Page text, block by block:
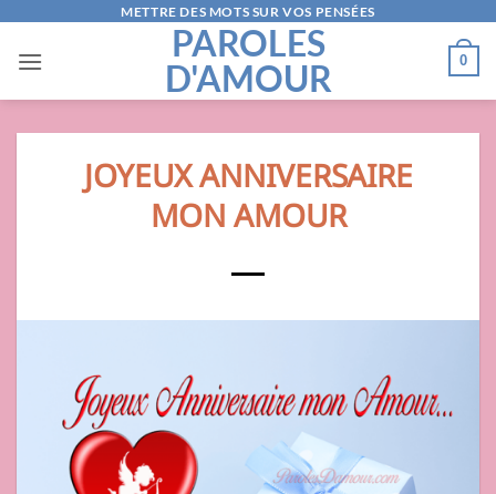
contenu
METTRE DES MOTS SUR VOS PENSÉES
PAROLES
D'AMOUR
0
JOYEUX ANNIVERSAIRE
MON AMOUR